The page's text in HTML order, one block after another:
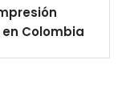
Colombia